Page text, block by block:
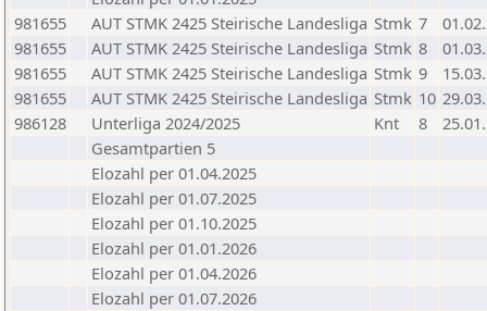
981655
AUT STMK 2425 Steirische Landesliga Stmk 7
981655
AUT STMK 2425 Steirische Landesliga Stmk 8
981655
AUT STMK 2425 Steirische Landesliga Stmk 9
981655
AUT STMK 2425 Steirische Landesliga Stmk 10
986128
Unterliga 2024/2025 Knt 8
Gesamtpartien 5
Elozahl per 01.04.2025
Elozahl per 01.07.2025
Elozahl per 01.10.2025
Elozahl per 01.01.2026
Elozahl per 01.04.2026
Elozahl per 01.07.2026